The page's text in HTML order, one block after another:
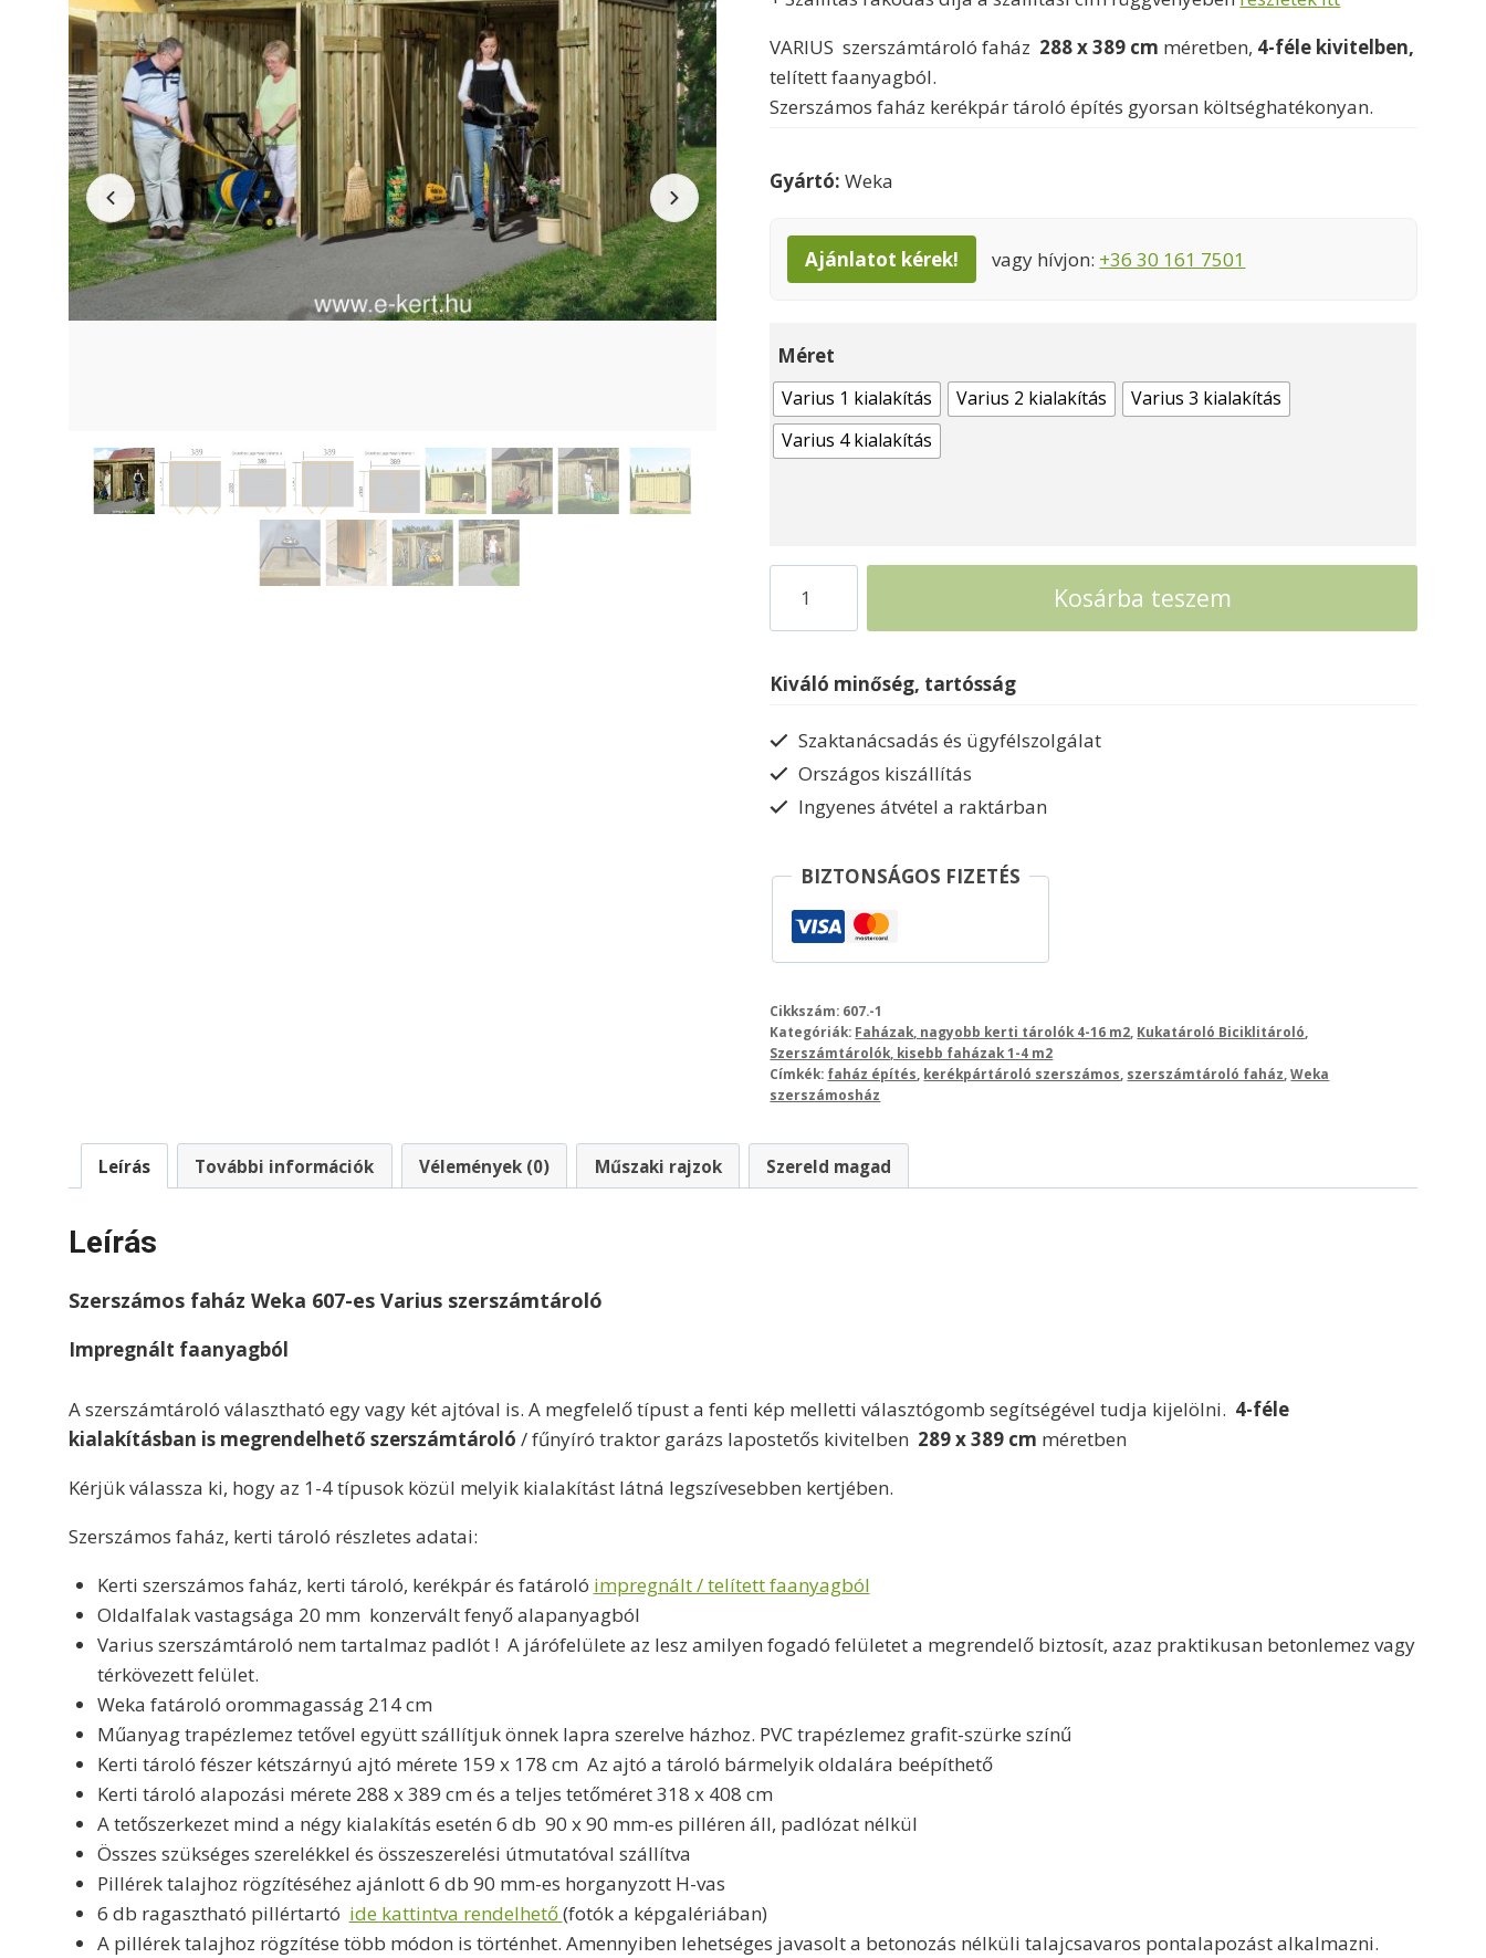
VARIUS szerszámtároló faház 288 x 389 cm méretben, 4-féle kivitelben,
telített faanyagból.
Szerszámos faház kerékpár tároló építés gyorsan költséghatékonyan.
Gyártó:Weka
Ajánlatot kérek! vagy hívjon: +36 30 161 7501
Méret
Varius 1 kialakítás Varius 2 kialakítás
Varius 3 kialakítás
Varius 4 kialakítás
faház
Weka
kerti
tároló
Kosárba teszem
Kiváló minőség, tartósság
Szaktanácsadás és ügyfélszolgálat
Országos kiszállítás
Ingyenes átvétel a raktárban
BIZTONSÁGOS FIZETÉS
Cikkszám: 607.-1
Kategóriák: Faházak, nagyobb kerti tárolók 4-16 m2 Kukatároló Biciklitároló
Szerszámtárolók, kisebb faházak 1-4 m2
Címkék: faház építés kerékpártároló szerszámos szerszámtároló faház ,Weka
szerszámosház
Leírás További információk Vélemények (0) Műszaki rajzok Szereld magad
Leírás
Szerszámos faház Weka 607-es Varius szerszámtároló
Impregnált faanyagból
A szerszámtároló választható egy vagy két ajtóval is. A megfelelő típust a fenti kép melletti választógomb segítségével tudja kijelölni. 4-féle
kialakításban is megrendelhető szerszámtároló / fűnyíró traktor garázs lapostetős kivitelben 289 x 389 cm méretben
Kérjük válassza ki, hogy az 1-4 típusok közül melyik kialakítást látná legszívesebben kertjében.
Szerszámos faház, kerti tároló részletes adatai:
Kerti szerszámos faház, kerti tároló, kerékpár és fatároló impregnált / telített faanyagból
Oldalfalak vastagsága 20 mm konzervált fenyő alapanyagból
Varius szerszámtároló nem tartalmaz padlót ! A járófelülete az lesz amilyen fogadó felületet a megrendelő biztosít, azaz praktikusan betonlemez vagy
térkövezett felület.
Weka fatároló orommagasság 214 cm
Műanyag trapézlemez tetővel együtt szállítjuk önnek lapra szerelve házhoz. PVC trapézlemez grafit-szürke színű
Kerti tároló fészer kétszárnyú ajtó mérete 159 x 178 cm Az ajtó a tároló bármelyik oldalára beépíthető
Kerti tároló alapozási mérete 288 x 389 cm és a teljes tetőméret 318 x 408 cm
A tetőszerkezet mind a négy kialakítás esetén 6 db 90 x 90 mm-es pilléren áll, padlózat nélkül
Összes szükséges szerelékkel és összeszerelési útmutatóval szállítva
Pillérek talajhoz rögzítéséhez ajánlott 6 db 90 mm-es horganyzott H-vas
6 db ragasztható pillértartó ide kattintva rendelhető(fotók a képgalériában)
A pillérek talajhoz rögzítése több módon is történhet. Amennyiben lehetséges javasolt a betonozás nélküli talajcsavaros pontalapozást alkalmazni.